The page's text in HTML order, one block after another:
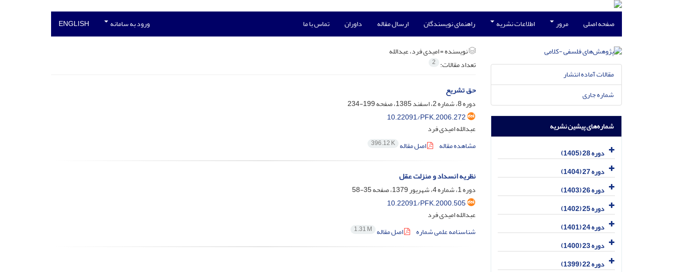
صفحه اصلی مرور اطلاعات نشریه راهنمای نویسندگان ارسال مقاله داوران تماس با ما ورود به سامانه ENGLISH
نویسنده =امیدی فرد، عبدالله
تعداد مقالات: 2
حق تشریع
دوره 8، شماره 2، اسفند 1385، صفحه
199-234
10.22091/PFK.2006.272
عبدالله امیدی فرد
مشاهده مقاله
اصل مقاله 396.12 K
نظریه انسداد و منزلت عقل
دوره 1، شماره 4، شهریور 1379، صفحه
35-58
10.22091/PFK.2000.505
عبدالله امیدی فرد
شناسنامه علمی شماره
اصل مقاله 1.31 M
مقالات آماده انتشار
شماره جاری
شماره‌های پیشین نشریه
دوره 28 (1405)
دوره 27 (1404)
دوره 26 (1403)
دوره 25 (1402)
دوره 24 (1401)
دوره 23 (1400)
دوره 22 (1399)